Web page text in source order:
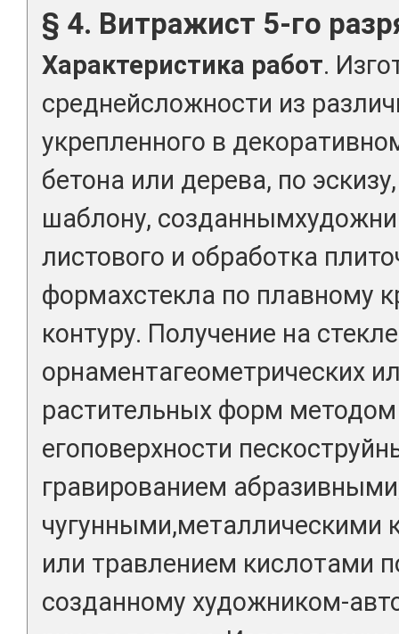
§ 4. Витражист 5-го
Характеристика работ.
среднейсложности из
укрепленного в
бетона или дерева, по
шаблону,
листового и обработка
формахстекла по плавному
контуру. Получение на стекле
орнаментагеометрических
растительных форм
егоповерхности
гравированием
чугунными,металлическими
или травлением кислотами
созданному художником-